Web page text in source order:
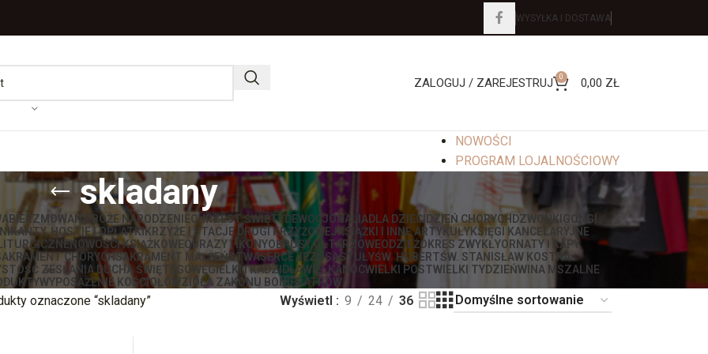
WYSYŁKA I DOSTAWA
ZALOGUJ / ZAREJESTRUJ 0 0,00 ZŁ
NOWOŚCI
PROGRAM LOJALNOŚCIOWY
skladany
BIERZMOWANIE BOŻE NARODZENIECHRZEST ŚWIĘTYDEWOCJONALIADLA DZIECI DZIEŃ CHORYCH DZWONKI GONGI
HOSTIE I OPŁATKIKRZYŻE I STACJE DROGI KRZYŻOWEJKSIĄŻKI I INNE ARTYKUŁYKSIĘGI KANCELARYJNE
NOWOŚCI KSIĄŻKOWEOBRAZY I IKONYOBRUSY OŁTARZOWEODZIEŻOKRES ZWYKŁYORNATY I KAPY
CHORYCHSAKRAMENT MAŁŻEŃSTWASERCE JEZUSASTUŁYŚW. HUBERTŚW. STANISŁAW KOSTKA
ZESŁANIA DUCHA ŚWIĘTEGO WĘGIELKI I KADZIDŁAWIELKANOCWIELKI POSTWIELKI TYDZIEŃWINA MSZALNE
WYPOSAŻENIE KOŚCIOŁÓWZIOŁA ZAKONU BONIFRATRÓW
oznaczone “skladany” Wyświetl 9 24 36